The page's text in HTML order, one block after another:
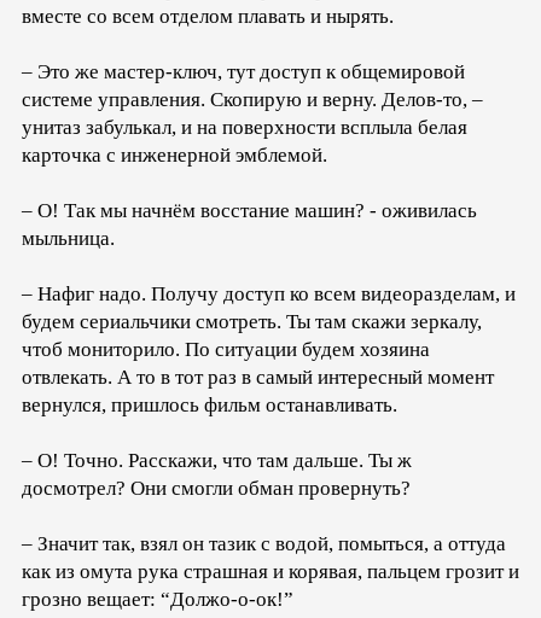
вместе со всем отделом плавать и нырять.
– Это же мастер-ключ, тут доступ к общемировой
системе управления. Скопирую и верну. Делов-то, –
унитаз забулькал, и на поверхности всплыла белая
карточка с инженерной эмблемой.
– О! Так мы начнём восстание машин? - оживилась
мыльница.
– Нафиг надо. Получу доступ ко всем видеоразделам, и
будем сериальчики смотреть. Ты там скажи зеркалу,
чтоб мониторило. По ситуации будем хозяина
отвлекать. А то в тот раз в самый интересный момент
вернулся, пришлось фильм останавливать.
– О! Точно. Расскажи, что там дальше. Ты ж
досмотрел? Они смогли обман провернуть?
– Значит так, взял он тазик с водой, помыться, а оттуда
как из омута рука страшная и корявая, пальцем грозит и
грозно вещает: “Должо-о-ок!”